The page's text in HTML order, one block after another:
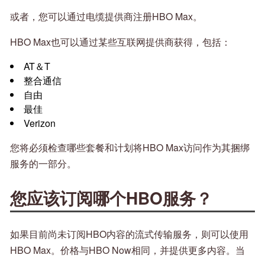
或者，您可以通过电缆提供商注册HBO Max。
HBO Max也可以通过某些互联网提供商获得，包括：
AT＆T
整合通信
自由
最佳
Verizon
您将必须检查哪些套餐和计划将HBO Max访问作为其捆绑
服务的一部分。
您应该订阅哪个HBO服务？
如果目前尚未订阅HBO内容的流式传输服务，则可以使用
HBO Max。价格与HBO Now相同，并提供更多内容。当